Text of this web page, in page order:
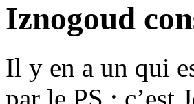
Iznogoud
Il y en a un qui
par le PS : c’est